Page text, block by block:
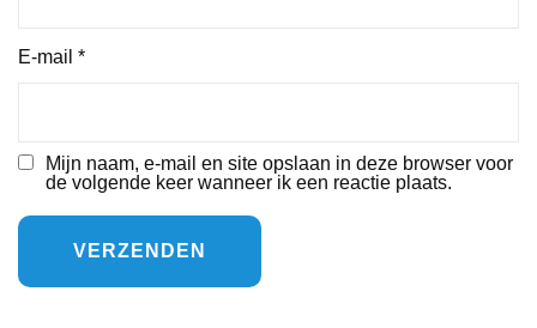
E-mail *
Mijn naam, e-mail en site opslaan in deze browser voor
de volgende keer wanneer ik een reactie plaats.